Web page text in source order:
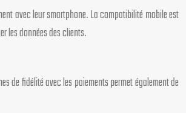
avec leur smartphone. La compatibilité mobile est
les données des clients.
de fidélité avec les paiements permet également de